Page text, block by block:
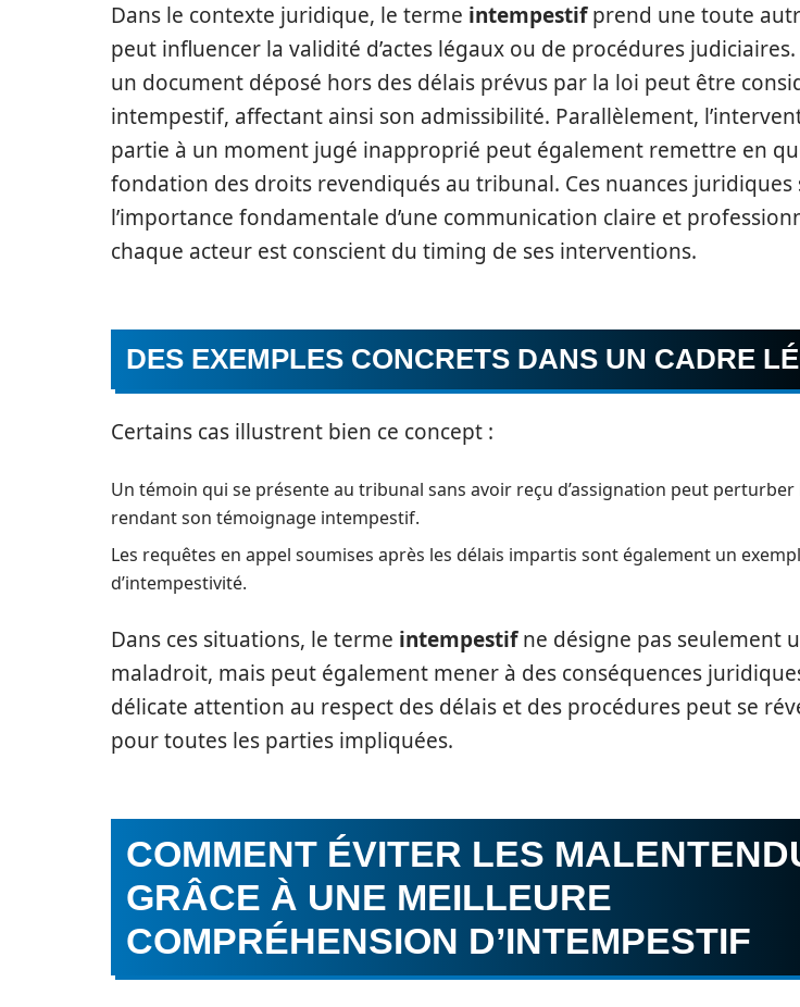
Dans le contexte juridique, le terme intempestifprend une toute
peut influencer la validité d’actes légaux ou de procédures
un document déposé hors des délais prévus par la loi peut être
intempestif, affectant ainsi son admissibilité. Parallèlement,
partie à un moment jugé inapproprié peut également remettre en
fondation des droits revendiqués au tribunal. Ces nuances
l’importance fondamentale d’une communication claire et
chaque acteur est conscient du timing de ses interventions.
DES EXEMPLES CONCRETS DANS UN CADRE
Certains cas illustrent bien ce concept :
Un témoin qui se présente au tribunal sans avoir reçu d’assignation peut perturber
rendant son témoignage intempestif.
Les requêtes en appel soumises après les délais impartis sont également un
d’intempestivité.
Dans ces situations, le terme intempestifne désigne pas seulement
maladroit, mais peut également mener à des conséquences
délicate attention au respect des délais et des procédures peut se
pour toutes les parties impliquées.
COMMENT ÉVITER LES
GRÂCE À UNE MEILLEURE
COMPRÉHENSION D’INTEMPESTIF